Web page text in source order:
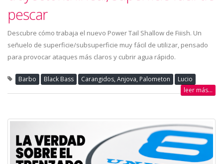
pescar
Descubre cómo trabaja el nuevo Power Tail Shallow de Fiiish. Un
señuelo de superficie/subsuperficie muy fácil de utilizar, pensado
para provocar ataques más claros y cubrir agua rápido.
Barbo Black Bass Carangidos, Anjova, Palometon
Lucio
leer más...